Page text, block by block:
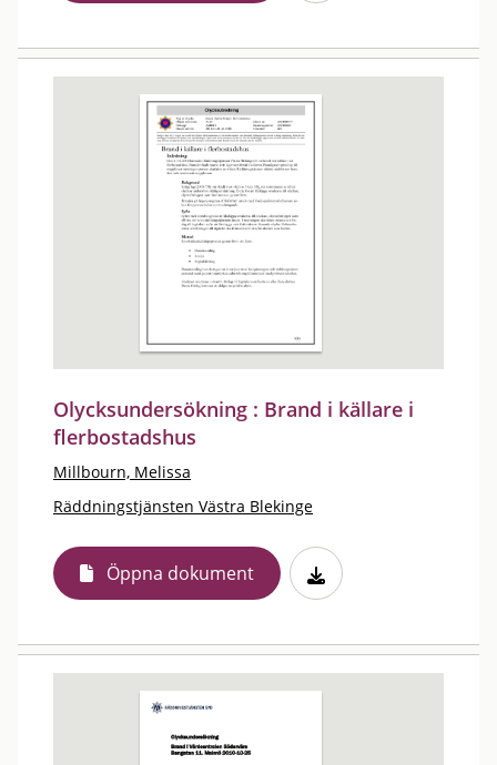
Olycksundersökning : Brand i källare i
flerbostadshus
Millbourn, Melissa
Räddningstjänsten Västra Blekinge
Öppna dokument